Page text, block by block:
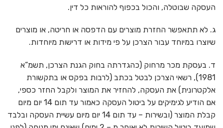
העסקה שבוטלה, והכול בכפוף להוראות כל דין.
ג. לא תתאפשר החזרת מוצרים עם הדפסה או חריטה, או מוצרים
שיוצרו במיוחד עבור הצרכן על פי מידות או דרישות מיוחדות.
ד. בעסקת מכר מרחוק (כהגדרתה בחוק הגנת הצרכן, תשמ“א
1981), רשאי הצרכן לבטל בכתב (לרבות בפקס או בתקשורת
אלקטרונית) את העסקה, להחזיר את המוצר ולקבל החזר כספי,
אם הודיע לגימיקים על ביטול העסקה כאמור עד תום 14 יום מיום
קבלת המוצר (ובשירות – עד תום 14 יום מיום עשיית העסקה ובלבד